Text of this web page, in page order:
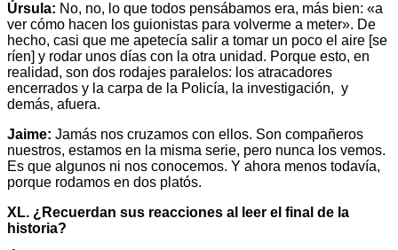
Úrsula: No, no, lo que todos pensábamos era, más bien: «a
ver cómo hacen los guionistas para volverme a meter». De
hecho, casi que me apetecía salir a tomar un poco el aire [se
ríen] y rodar unos días con la otra unidad. Porque esto, en
realidad, son dos rodajes paralelos: los atracadores
encerrados y la carpa de la Policía, la investigación, y
demás, afuera.
Jaime: Jamás nos cruzamos con ellos. Son compañeros
nuestros, estamos en la misma serie, pero nunca los vemos.
Es que algunos ni nos conocemos. Y ahora menos todavía,
porque rodamos en dos platós.
XL. ¿Recuerdan sus reacciones al leer el final de la
historia?